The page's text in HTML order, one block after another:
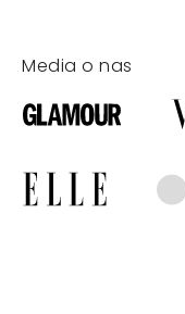
Media o nas